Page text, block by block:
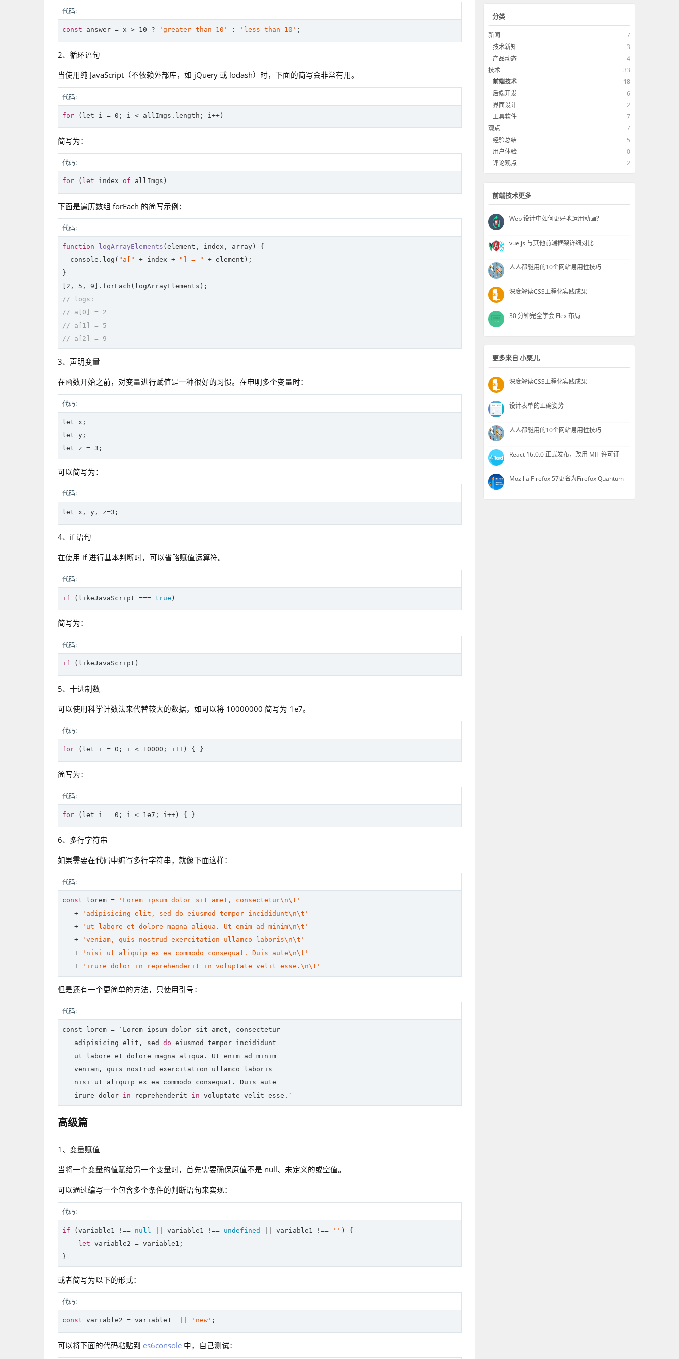
代码:
const answer = x > 10 ? 'greater than 10' : 'less than 10'
2、循环语句
当使用纯 JavaScript（不依赖外部库，如 jQuery 或 lodash）时，下面的简写会非常有用。
代码:
for ( let
简写为：
代码:
for ( let index of
下面是遍历数组 forEach 的简写示例：
代码:
function logArrayElements ( element, index, array ) {
console .log( "a[" + index + "] = "
+ element);
}
2 , 5 , 9
// logs:
// a[0] = 2
// a[1] = 5
// a[2] = 9
3、声明变量
在函数开始之前，对变量进行赋值是一种很好的习惯。在申明多个变量时：
代码:
let
let
let
可以简写为：
代码:
let
4、if 语句
在使用 if 进行基本判断时，可以省略赋值运算符。
代码:
if (likeJavaScript === true
简写为：
代码:
if
5、十进制数
可以使用科学计数法来代替较大的数据，如可以将 10000000 简写为 1e7。
代码:
for ( let
简写为：
代码:
for ( let
6、多行字符串
如果需要在代码中编写多行字符串，就像下面这样：
代码:
const lorem =
'Lorem ipsum dolor sit amet, consectetur\n\t'
   +
'adipisicing elit, sed do eiusmod tempor incididunt\n\t'
   +
'ut labore et dolore magna aliqua. Ut enim ad minim\n\t'
   +
'veniam, quis nostrud exercitation ullamco laboris\n\t'
   +
'nisi ut aliquip ex ea commodo consequat. Duis aute\n\t'
   +
'irure dolor in reprehenderit in voluptate velit esse.\n\t'
但是还有一个更简单的方法，只使用引号：
代码:
const lorem = ` Lorem ipsum dolor sit amet, consectetur
   adipisicing elit, sed
do eiusmod tempor incididunt
   ut labore et dolore magna aliqua. Ut enim ad minim
   veniam, quis nostrud exercitation ullamco laboris
   nisi ut aliquip ex ea commodo consequat. Duis aute
   irure dolor
in reprehenderit in voluptate velit esse.
高级篇
1、变量赋值
当将一个变量的值赋给另一个变量时，首先需要确保原值不是 null、未定义的或空值。
可以通过编写一个包含多个条件的判断语句来实现：
代码:
if (variable1 !== null || variable1 !== undefined || variable1 !== '' ) {
let variable2 = variable1;
或者简写为以下的形式：
代码:
const variable2 = variable1  || 'new'
可以将下面的代码粘贴到 es6console 中，自己测试：
分类
新闻
7
技术新知
3
产品动态
4
技术
33
前端技术
18
后端开发
6
界面设计
2
工具软件
7
观点
7
经验总结
5
用户体验
0
评论观点
2
前端技术更多
Web 设计中如何更好地运用动画？
vue.js 与其他前端框架详细对比
人人都能用的10个网站易用性技巧
深度解读CSS工程化实践成果
30 分钟完全学会 Flex 布局
更多来自 小栗儿
深度解读CSS工程化实践成果
设计表单的正确姿势
人人都能用的10个网站易用性技巧
React 16.0.0 正式发布，改用 MIT 许可证
Mozilla Firefox 57更名为Firefox Quantum